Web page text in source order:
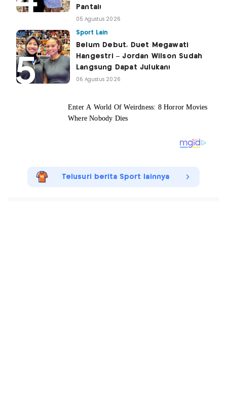
Pantai!
05 Agustus 2026
Sport Lain
Belum Debut, Duet Megawati
Hangestri – Jordan Wilson Sudah
Langsung Dapat Julukan!
06 Agustus 2026
Telusuri berita Sport lainnya